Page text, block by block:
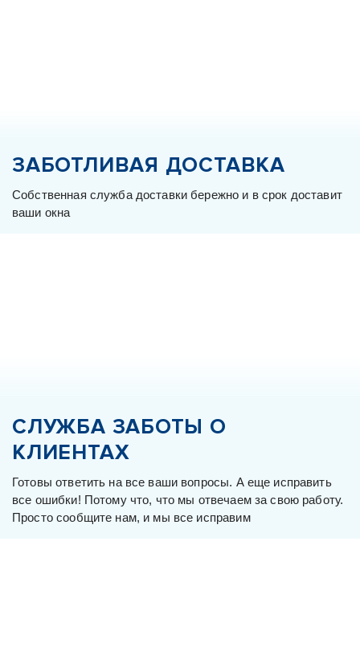
ЗАБОТЛИВАЯ ДОСТАВКА
Собственная служба доставки бережно и в срок доставит
ваши окна
СЛУЖБА ЗАБОТЫ О
КЛИЕНТАХ
Готовы ответить на все ваши вопросы. А еще исправить
все ошибки! Потому что, что мы отвечаем за свою работу.
Просто сообщите нам, и мы все исправим